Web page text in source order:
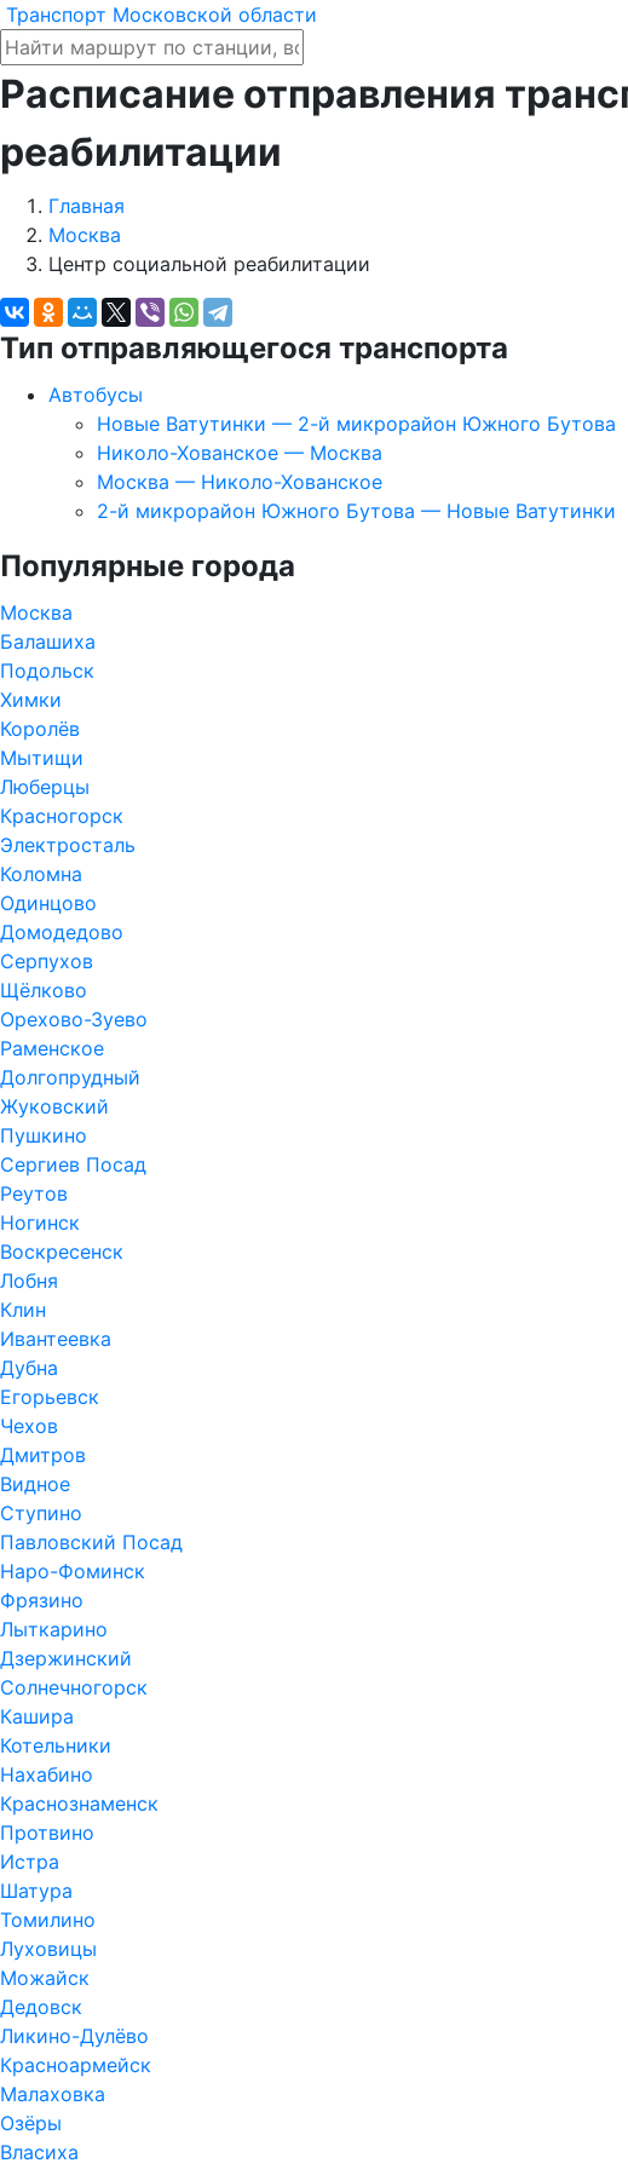
Транспорт Московской области
Расписание отправления
реабилитации
Главная
Москва
Центр социальной реабилитации
Тип отправляющегося транспорта
Автобусы
Новые Ватутинки — 2-й микрорайон Южного Бутова
Николо-Хованское — Москва
Москва — Николо-Хованское
2-й микрорайон Южного Бутова — Новые Ватутинки
Популярные города
Москва
Балашиха
Подольск
Химки
Королёв
Мытищи
Люберцы
Красногорск
Электросталь
Коломна
Одинцово
Домодедово
Серпухов
Щёлково
Орехово-Зуево
Раменское
Долгопрудный
Жуковский
Пушкино
Сергиев Посад
Реутов
Ногинск
Воскресенск
Лобня
Клин
Ивантеевка
Дубна
Егорьевск
Чехов
Дмитров
Видное
Ступино
Павловский Посад
Наро-Фоминск
Фрязино
Лыткарино
Дзержинский
Солнечногорск
Кашира
Котельники
Нахабино
Краснознаменск
Протвино
Истра
Шатура
Томилино
Луховицы
Можайск
Дедовск
Ликино-Дулёво
Красноармейск
Малаховка
Озёры
Власиха